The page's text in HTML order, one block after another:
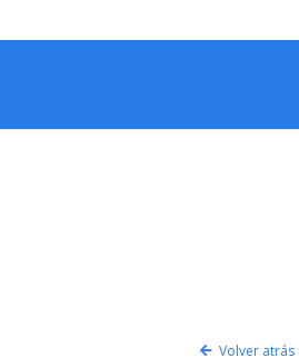
Volver atrás